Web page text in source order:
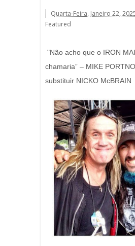
Quarta-Feira, Janeiro 22,
Featured
"Não acho que o IRON
chamaria” – MIKE
substituir NICKO McBRAIN